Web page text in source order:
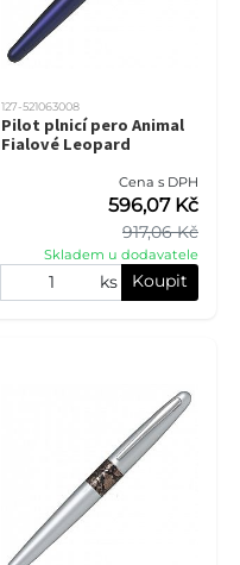
127-521063008
Pilot plnicí pero Animal
Fialové Leopard
Cena s DPH
917,06 Kč
596,07 Kč
Skladem u dodavatele
ks Koupit